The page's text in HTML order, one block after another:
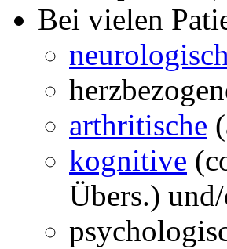
Bei vielen
arthritische (
kognitive (
Übers.)